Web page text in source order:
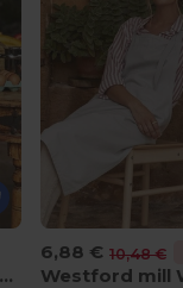
Westford mill WM362
6,88 € 10,48 €